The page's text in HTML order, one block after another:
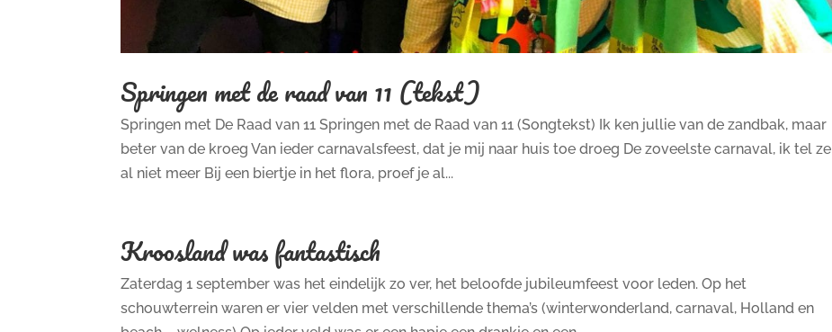
Springen met de raad van 11 (tekst)
Springen met De Raad van 11 Springen met de Raad van 11 (Songtekst) Ik ken jullie van de zandbak, maar
beter van de kroeg Van ieder carnavalsfeest, dat je mij naar huis toe droeg De zoveelste carnaval, ik tel ze
al niet meer Bij een biertje in het flora, proef je al...
Kroosland was fantastisch
Zaterdag 1 september was het eindelijk zo ver, het beloofde jubileumfeest voor leden. Op het
schouwterrein waren er vier velden met verschillende thema’s (winterwonderland, carnaval, Holland en